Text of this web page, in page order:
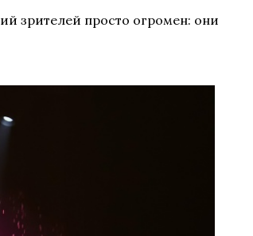
зрителей просто огромен: они